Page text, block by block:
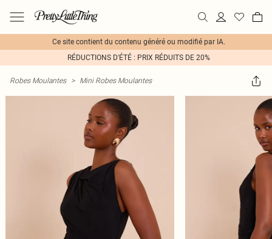
Ce site contient du contenu généré ou modifié par IA.
RÉDUCTIONS D'ÉTÉ : PRIX RÉDUITS DE 20%
Robes Moulantes > Mini Robes Moulantes